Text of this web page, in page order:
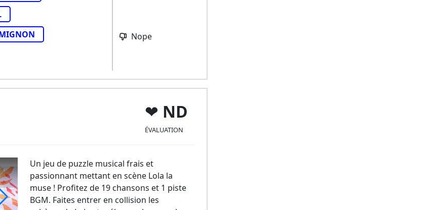
Nope
ND
ÉVALUATION
Un jeu de puzzle musical frais et
passionnant mettant en scène Lola la
muse ! Profitez de 19 chansons et 1 piste
BGM. Faites entrer en collision les